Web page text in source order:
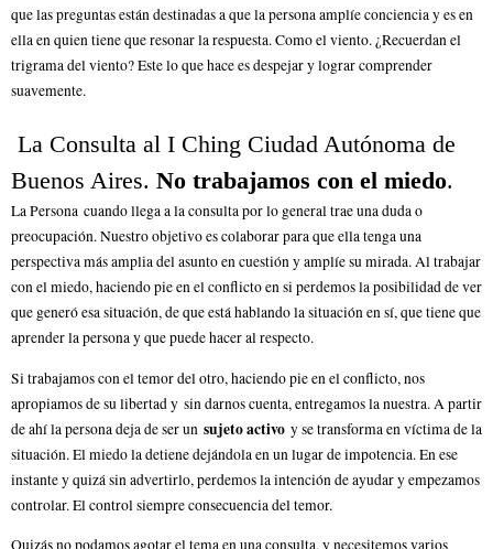
que las preguntas están destinadas a que la persona amplíe conciencia y es en
ella en quien tiene que resonar la respuesta. Como el viento. ¿Recuerdan el
trigrama del viento? Este lo que hace es despejar y lograr comprender
suavemente.
La Consulta al I Ching Ciudad Autónoma de
Buenos Aires. No trabajamos con el miedo.
La Persona cuando llega a la consulta por lo general trae una duda o
preocupación. Nuestro objetivo es colaborar para que ella tenga una
perspectiva más amplia del asunto en cuestión y amplíe su mirada. Al trabajar
con el miedo, haciendo pie en el conflicto en si perdemos la posibilidad de ver
que generó esa situación, de que está hablando la situación en sí, que tiene que
aprender la persona y que puede hacer al respecto.
Si trabajamos con el temor del otro, haciendo pie en el conflicto, nos
apropiamos de su libertad y sin darnos cuenta, entregamos la nuestra. A partir
de ahí la persona deja de ser un sujeto activo y se transforma en víctima de la
situación. El miedo la detiene dejándola en un lugar de impotencia. En ese
instante y quizá sin advertirlo, perdemos la intención de ayudar y empezamos
controlar. El control siempre consecuencia del temor.
Quizás no podamos agotar el tema en una consulta, y necesitemos varios